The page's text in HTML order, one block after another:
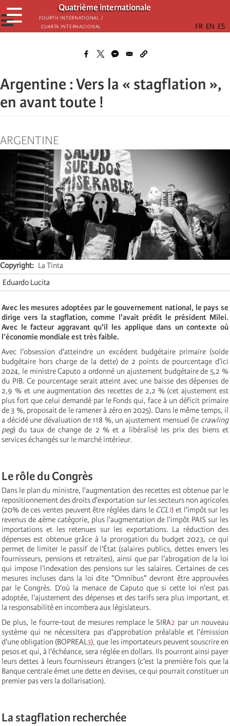
Skip
to
main
Quatrième internationale
Fourth International /
Cuarta Internacional
☰
☰
Argentine : Vers la « stagflation »,
en avant toute !
ARGENTINE
Copyright
La Tinta
Eduardo Lucita
Avec les mesures adoptées par le gouvernement national, le pays se
dirige vers la stagflation, comme l'avait prédit le président Milei.
Avec le facteur aggravant qu'il les applique dans un contexte où
l’économie mondiale est très faible.
Avec l'obsession d'atteindre un excédent budgétaire primaire (solde
budgétaire hors charge de la dette) de 2 points de pourcentage d'ici
2024, le ministre Caputo a ordonné un ajustement budgétaire de 5,2 %
du PIB. Ce pourcentage serait atteint avec une baisse des dépenses de
2,9 % et une augmentation des recettes de 2,2 % (cet ajustement est
plus fort que celui demandé par le Fonds qui, face à un déficit primaire
de 3 %, proposait de le ramener à zéro en 2025). Dans le même temps, il
a décidé une dévaluation de 118 %, un ajustement mensuel (le crawling
peg) du taux de change de 2 % et a libéralisé les prix des biens et
services échangés sur le marché intérieur.
Le rôle du Congrès
Dans le plan du ministre, l'augmentation des recettes est obtenue par le
repositionnement des droits d'exportation sur les secteurs non agricoles
(20% de ces ventes peuvent être réglées dans le CCL1) et l'impôt sur les
revenus de 4ème catégorie, plus l'augmentation de l'impôt PAIS sur les
importations et les retenues sur les exportations. La réduction des
dépenses est obtenue grâce à la prorogation du budget 2023, ce qui
permet de limiter le passif de l'État (salaires publics, dettes envers les
fournisseurs, pensions et retraites), ainsi que par l'abrogation de la loi
qui impose l’indexation des pensions sur les salaires. Certaines de ces
mesures incluses dans la loi dite "Omnibus" devront être approuvées
par le Congrès. D'où la menace de Caputo que si cette loi n'est pas
adoptée, l'ajustement des dépenses et des tarifs sera plus important, et
la responsabilité en incombera aux législateurs.
De plus, le fourre-tout de mesures remplace le SIRA2 par un nouveau
système qui ne nécessitera pas d'approbation préalable et l'émission
d'une obligation (BOPREAL3), que les importateurs peuvent souscrire en
pesos et qui, à l'échéance, sera réglée en dollars. Ils pourront ainsi payer
leurs dettes à leurs fournisseurs étrangers (c'est la première fois que la
Banque centrale émet une dette en devises, ce qui pourrait constituer un
premier pas vers la dollarisation).
La stagflation recherchée